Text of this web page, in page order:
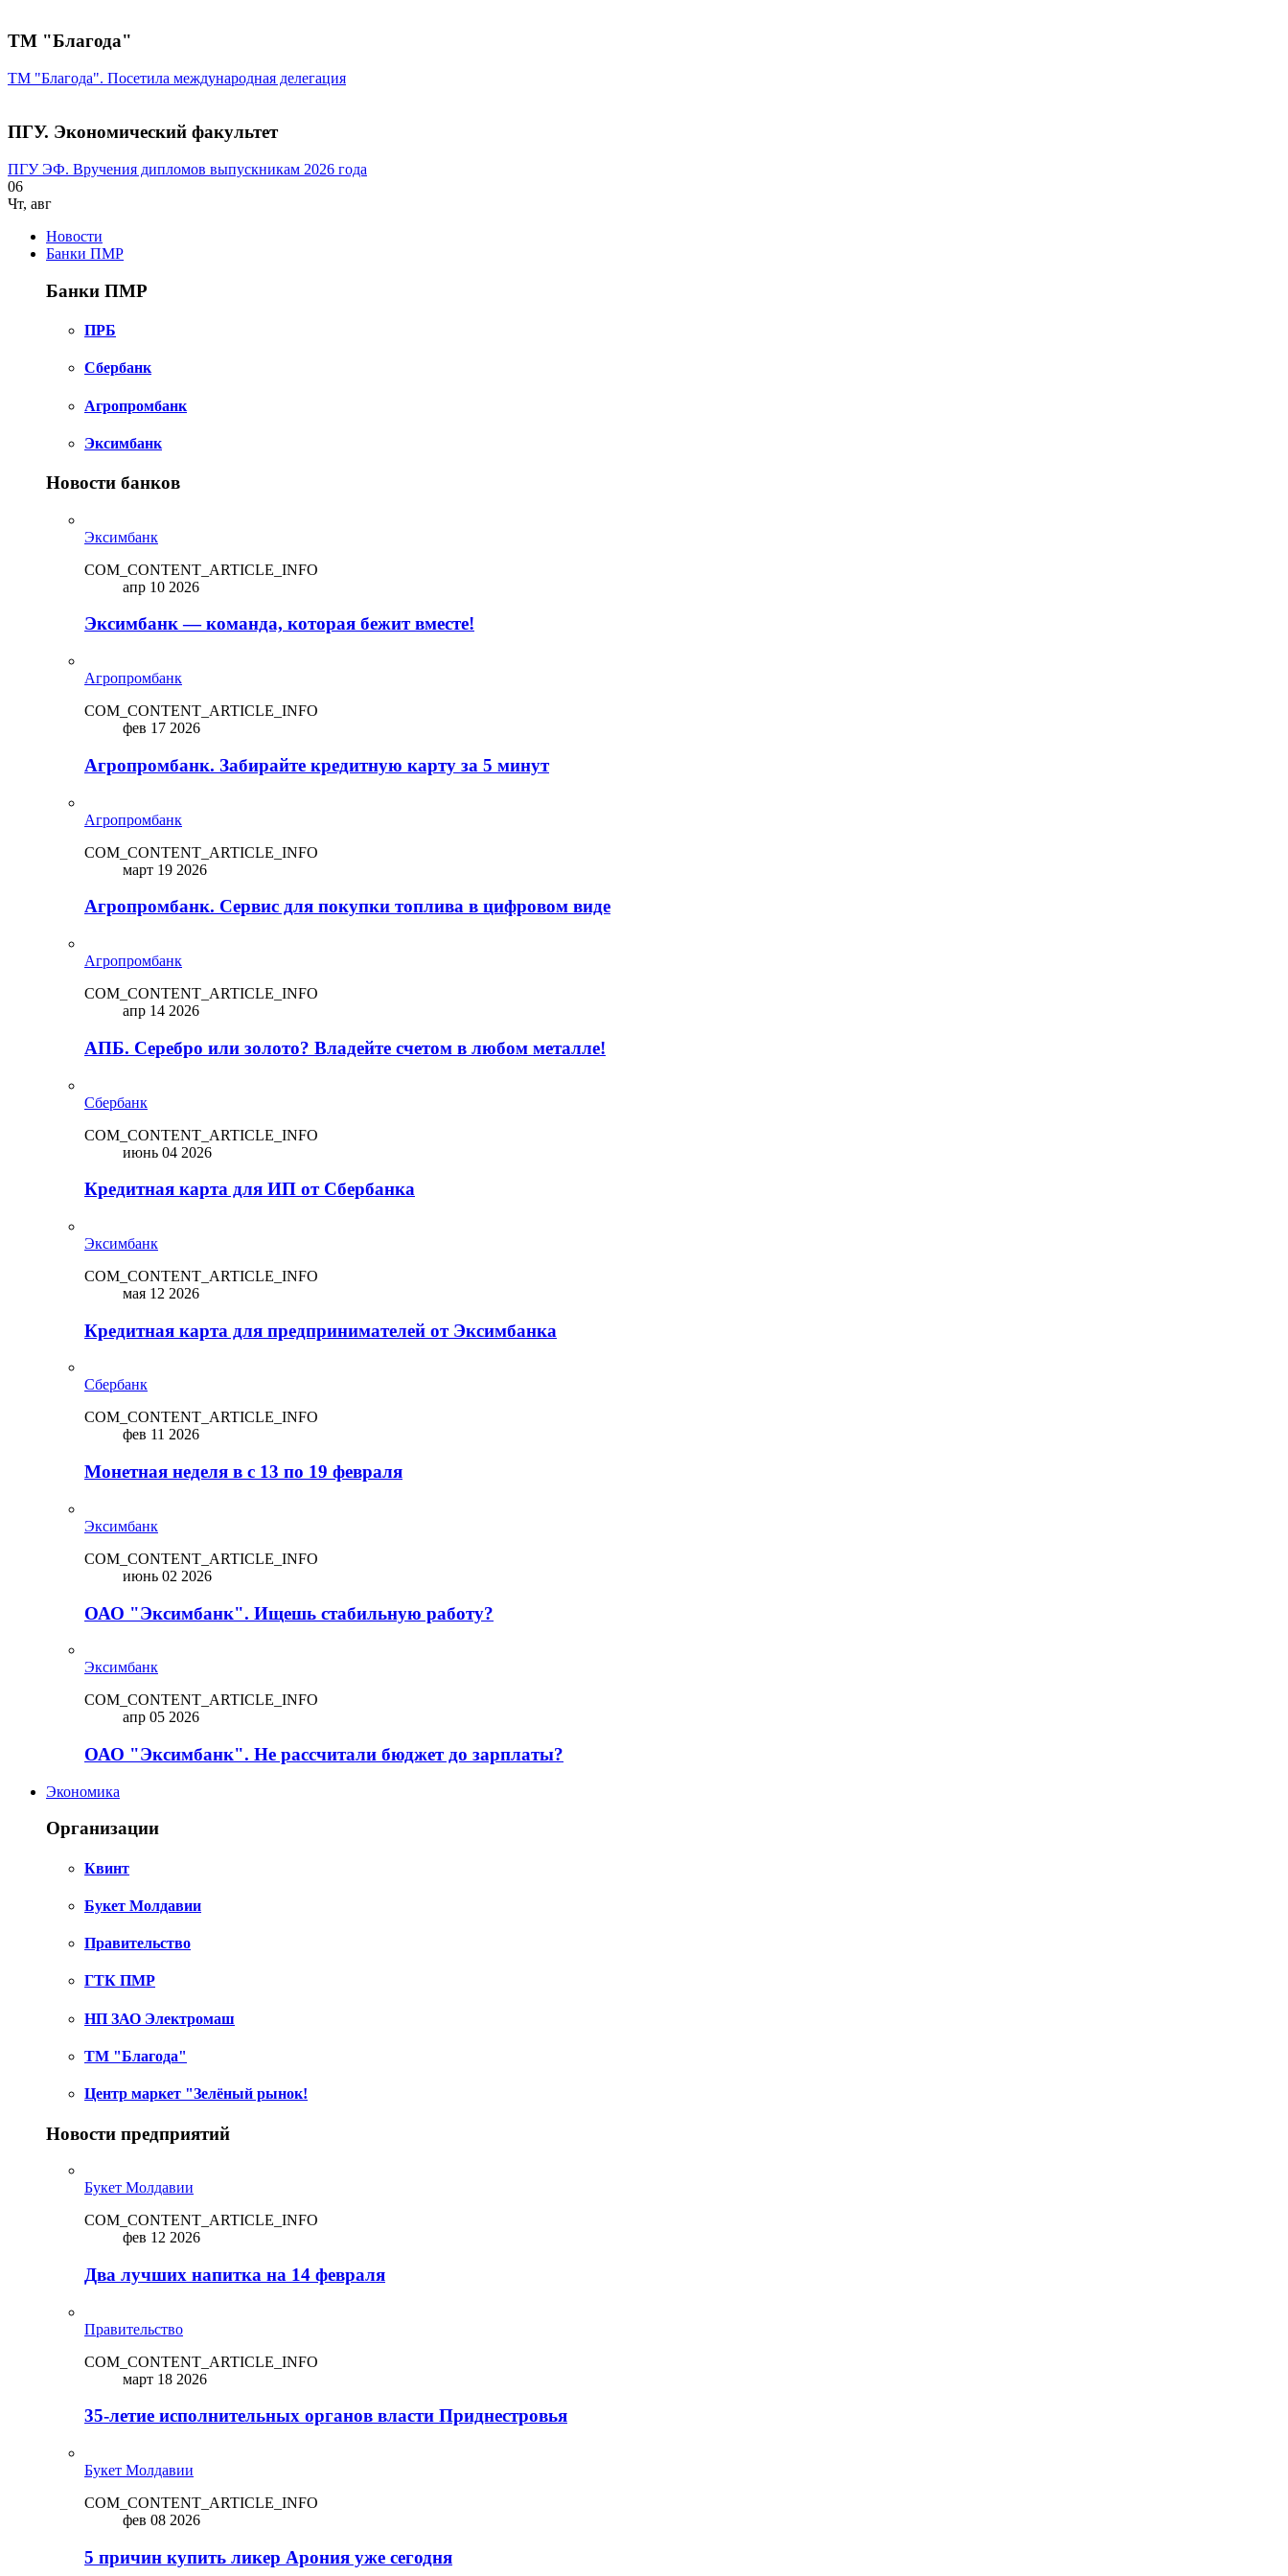
ТМ "Благода"
ТМ "Благода". Посетила международная делегация
ПГУ. Экономический факультет
ПГУ ЭФ. Вручения дипломов выпускникам 2026 года
06
Чт, авг
Новости
Банки ПМР
Банки ПМР
ПРБ
Сбербанк
Агропромбанк
Эксимбанк
Новости банков
Эксимбанк
COM_CONTENT_ARTICLE_INFO
апр 10 2026
Эксимбанк — команда, которая бежит вместе!
Агропромбанк
COM_CONTENT_ARTICLE_INFO
фев 17 2026
Агропромбанк. Забирайте кредитную карту за 5 минут
Агропромбанк
COM_CONTENT_ARTICLE_INFO
март 19 2026
Агропромбанк. Сервис для покупки топлива в цифровом виде
Агропромбанк
COM_CONTENT_ARTICLE_INFO
апр 14 2026
АПБ. Серебро или золото? Владейте счетом в любом металле!
Сбербанк
COM_CONTENT_ARTICLE_INFO
июнь 04 2026
Кредитная карта для ИП от Сбербанка
Эксимбанк
COM_CONTENT_ARTICLE_INFO
мая 12 2026
Кредитная карта для предпринимателей от Эксимбанка
Сбербанк
COM_CONTENT_ARTICLE_INFO
фев 11 2026
Монетная неделя в с 13 по 19 февраля
Эксимбанк
COM_CONTENT_ARTICLE_INFO
июнь 02 2026
ОАО "Эксимбанк". Ищешь стабильную работу?
Эксимбанк
COM_CONTENT_ARTICLE_INFO
апр 05 2026
ОАО "Эксимбанк". Не рассчитали бюджет до зарплаты?
Экономика
Организации
Квинт
Букет Молдавии
Правительство
ГТК ПМР
НП ЗАО Электромаш
ТМ "Благода"
Центр маркет "Зелёный рынок!
Новости предприятий
Букет Молдавии
COM_CONTENT_ARTICLE_INFO
фев 12 2026
Два лучших напитка на 14 февраля
Правительство
COM_CONTENT_ARTICLE_INFO
март 18 2026
35-летие исполнительных органов власти Приднестровья
Букет Молдавии
COM_CONTENT_ARTICLE_INFO
фев 08 2026
5 причин купить ликep Арония уже сегодня